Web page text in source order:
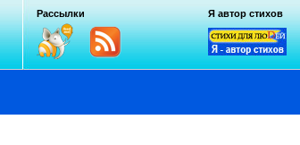
Рассылки Я автор стихов